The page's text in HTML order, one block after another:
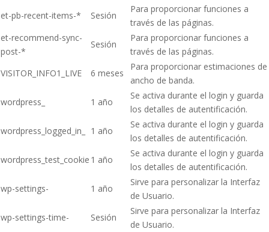
et-pb-recent-items-*
Sesión
Para proporcionar funciones a
través de las páginas.
et-recommend-sync-
post-*
Sesión
Para proporcionar funciones a
través de las páginas.
VISITOR_INFO1_LIVE
6 meses
Para proporcionar estimaciones de
ancho de banda.
wordpress_
1 año
Se activa durante el login y guarda
los detalles de autentificación.
wordpress_logged_in_
1 año
Se activa durante el login y guarda
los detalles de autentificación.
wordpress_test_cookie 1 año
Se activa durante el login y guarda
los detalles de autentificación.
wp-settings-
1 año
Sirve para personalizar la Interfaz
de Usuario.
wp-settings-time-
Sesión
Sirve para personalizar la Interfaz
de Usuario.